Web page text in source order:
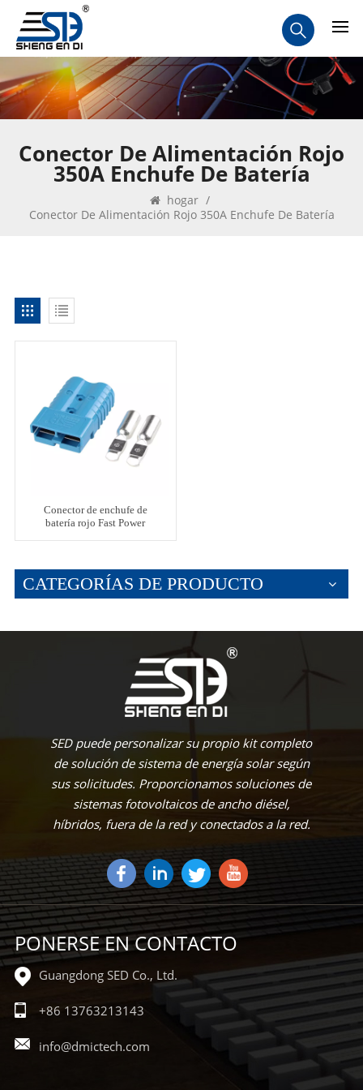
Conector De Alimentación Rojo
350A Enchufe De Batería
hogar /
Conector De Alimentación Rojo 350A Enchufe De Batería
Conector de enchufe de
batería rojo Fast Power
CATEGORÍAS DE PRODUCTO
SED puede personalizar su propio kit completo
de solución de sistema de energía solar según
sus solicitudes. Proporcionamos soluciones de
sistemas fotovoltaicos de ancho diésel,
híbridos, fuera de la red y conectados a la red.
PONERSE EN CONTACTO
Guangdong SED Co., Ltd.
+86 13763213143
info@dmictech.com